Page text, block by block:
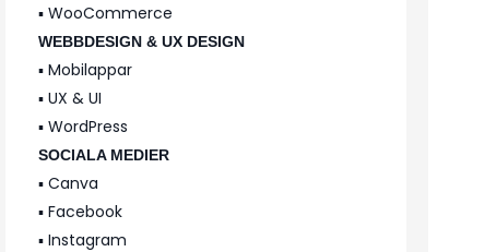
▪️ WooCommerce
WEBBDESIGN & UX DESIGN
▪️ Mobilappar
▪️ UX & UI
▪️ WordPress
SOCIALA MEDIER
▪️ Canva
▪️ Facebook
▪️ Instagram